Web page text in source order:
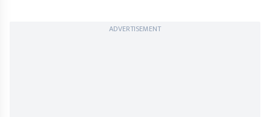
ADVERTISEMENT